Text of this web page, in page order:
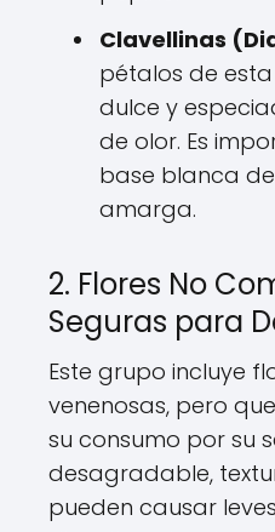
Clavellinas
pétalos de
dulce y
de olor. Es
base blanca
amarga.
2. Flores No
Seguras para
Este grupo incluye
venenosas, pero
su consumo por su
desagradable,
pueden causar